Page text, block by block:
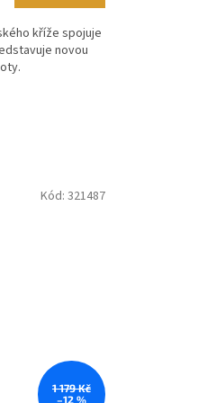
kříže spojuje
novou
1 179 Kč
–12 %
Kód: 321487